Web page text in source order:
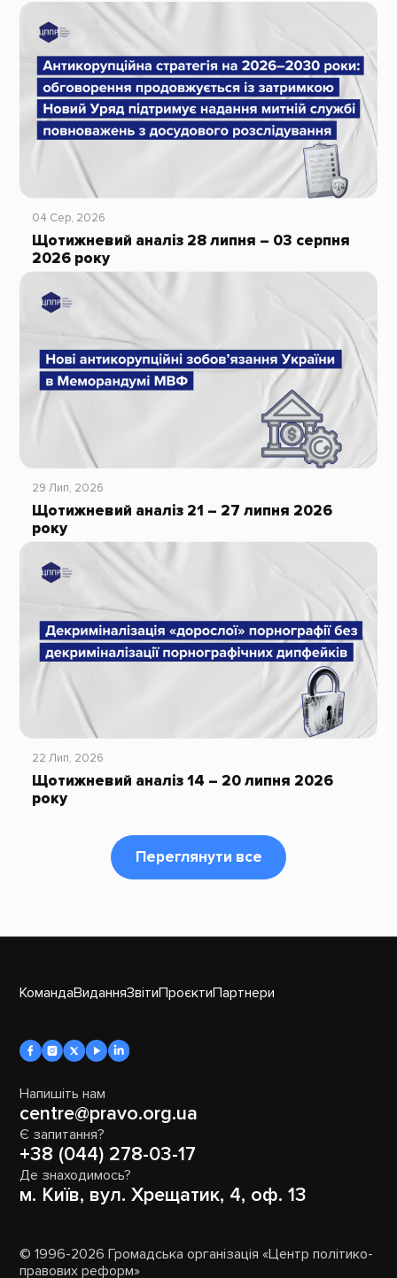
04 Сер, 2026
Щотижневий аналіз 28 липня – 03 серпня
2026 року
29 Лип, 2026
Щотижневий аналіз 21 – 27 липня 2026
року
22 Лип, 2026
Щотижневий аналіз 14 – 20 липня 2026
року
Переглянути все
КомандаВиданняЗвітиПроєктиПартнери
Напишіть нам
centre@pravo.org.ua
Є запитання?
+38 (044) 278-03-17
Де знаходимось?
м. Київ, вул. Хрещатик, 4, оф. 13
© 1996-2026 Громадська організація «Центр політико-
правових реформ»